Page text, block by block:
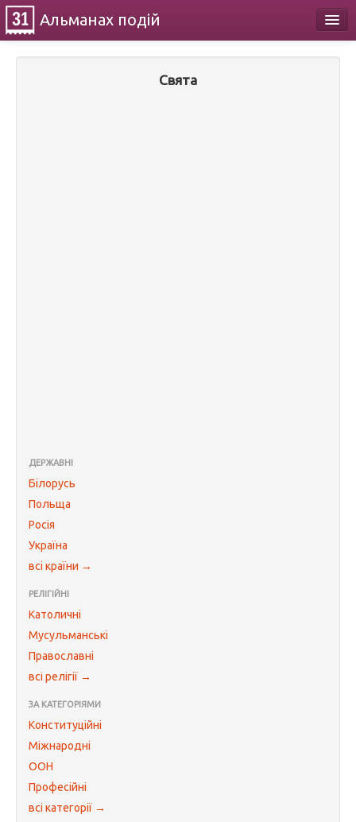
Альманах подій
Свята
ДЕРЖАВНІ
Білорусь
Польща
Росія
Україна
всі країни →
РЕЛІГІЙНІ
Католичні
Мусульманські
Православні
всі релігії →
ЗА КАТЕГОРІЯМИ
Конституційні
Міжнародні
ООН
Професійні
всі категорії →